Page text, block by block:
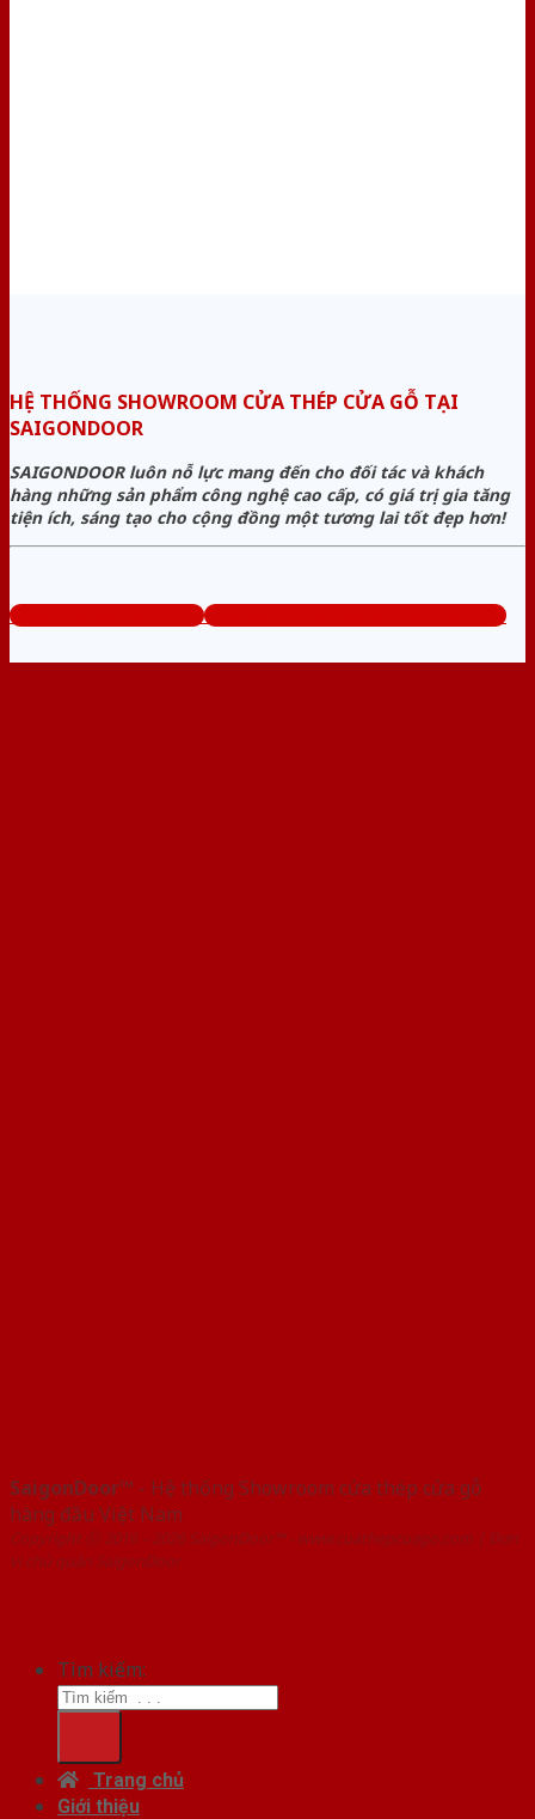
HỆ THỐNG SHOWROOM CỬA THÉP CỬA GỖ TẠI
SAIGONDOOR
SAIGONDOOR luôn nỗ lực mang đến cho đối tác và khách
hàng những sản phẩm công nghệ cao cấp, có giá trị gia tăng
tiện ích, sáng tạo cho cộng đồng một tương lai tốt đẹp hơn!
www.cuathepcuago.com Tổng đài tư vấn miễn phí: 0824.400.400
SaigonDoor™ - Hệ thống Showroom cửa thép cửa gỗ
hàng đầu Việt Nam
Copyright ⓒ 2016 – 2026 SaigonDoor™ - www.cuathepcuago.com | Đơn
vị chủ quản SaigonDoor
Tìm kiếm:
Trang chủ
Giới thiệu